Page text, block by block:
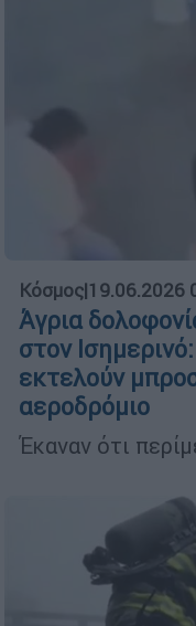
Κόσμος|19.06.2026
Άγρια
στον
εκτελούν
αεροδρόμιο
Έκαναν ότι